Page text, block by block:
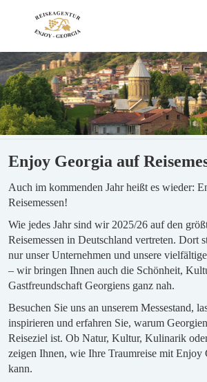
Enjoy Georgia auf
Auch im kommenden Jahr heißt es wieder:
Reisemessen!
Wie jedes Jahr sind wir 2025/26 auf den
Reisemessen in Deutschland vertreten. Dort
nur unser Unternehmen und unsere
– wir bringen Ihnen auch die Schönheit,
Gastfreundschaft Georgiens ganz nah.
Besuchen Sie uns an unserem Messestand,
inspirieren und erfahren Sie, warum
Reiseziel ist. Ob Natur, Kultur, Kulinarik
zeigen Ihnen, wie Ihre Traumreise mit Enjoy
kann.